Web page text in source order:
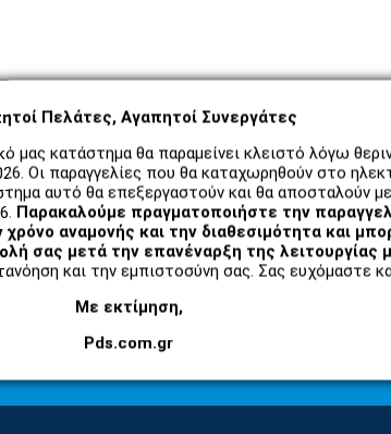
Πελάτες, Αγαπητοί Συνεργάτες
μας κατάστημα θα παραμείνει κλειστό λόγω
Οι παραγγελίες που θα καταχωρηθούν στο
αυτό θα επεξεργαστούν και θα αποσταλούν
Παρακαλούμε πραγματοποιήστε την
αναμονής και την διαθεσιμότητα και
σας μετά την επανέναρξη της λειτουργίας
και την εμπιστοσύνη σας. Σας ευχόμαστε
Με εκτίμηση,
Pds.com.gr
στο newsletter μας για να μαθαίνετε
προσφορές και τα νέα μας προϊόντα!